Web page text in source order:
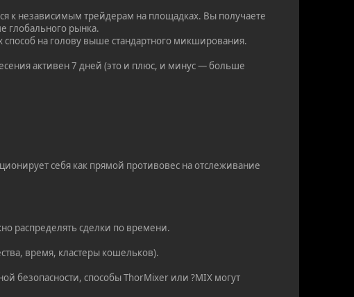
к независимым трейдерам на площадках. Вы получаете
глобального рынка.
на голову выше стандартного микширования.
активен 7 дней (это и плюс, и минус — больше
себя как прямой противовес на отслеживание
распределять сделки по времени.
время, кластеры кошельков).
безопасности, способы ThorMixer или ?MIX могут